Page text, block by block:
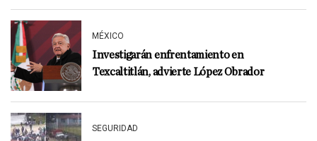
MÉXICO
Investigarán enfrentamiento en
Texcaltitlán, advierte López Obrador
SEGURIDAD